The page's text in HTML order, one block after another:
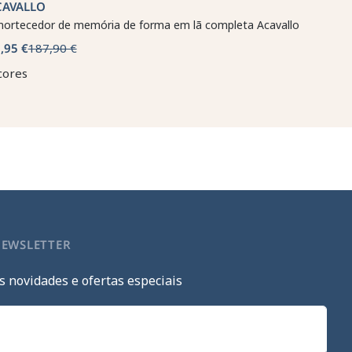
de memória de forma em lã completa Acavallo
€187,90 €
novidades e ofertas especiais